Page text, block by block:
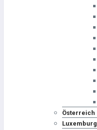
Österreich
Luxemburg